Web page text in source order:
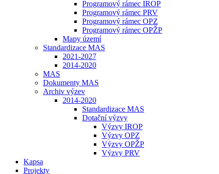
Programový rámec IROP
Programový rámec PRV
Programový rámec OPZ
Programový rámec OPŽP
Mapy území
Standardizace MAS
2021-2027
2014-2020
MAS
Dokumenty MAS
Archiv výzev
2014-2020
Standardizace MAS
Dotační výzvy
Výzvy IROP
Výzvy OPZ
Výzvy OPŽP
Výzvy PRV
Kapsa
Projekty